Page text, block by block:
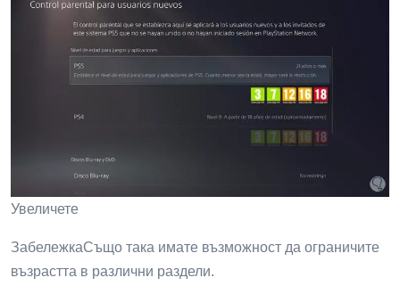
Увеличете
ЗабележкаСъщо така имате възможност да ограничите
възрастта в различни раздели.